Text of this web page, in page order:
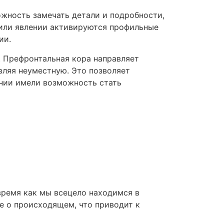
замечать детали и подробности,
явлении активируются профильные
кора направляет
неуместную. Это позволяет
имели возможность стать
как мы всецело находимся в
о происходящем, что приводит к